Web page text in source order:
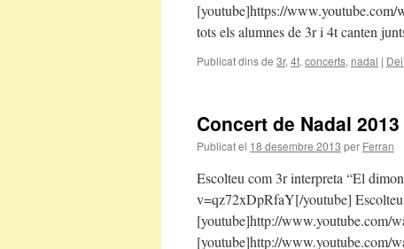
[youtube]https://www.youtube.com/
tots els alumnes de 3r i 4t canten
Publicat dins de 3r, 4t, concerts, nadal |
Concert de Nadal 2013
Publicat el 18 desembre 2013 per Ferran
Escolteu com 3r interpreta “El
v=qz72xDpRfaY[/youtube]
[youtube]http://www.youtube.com/
[youtube]http://www.youtube.com/